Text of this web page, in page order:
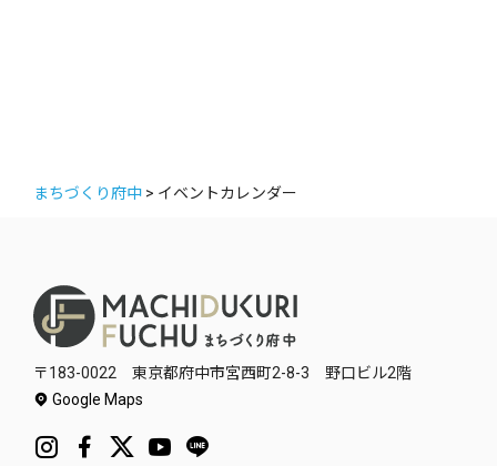
まちづくり府中 > イベントカレンダー
〒183-0022 東京都府中市宮西町2-8-3 野口ビル2階
Google Maps